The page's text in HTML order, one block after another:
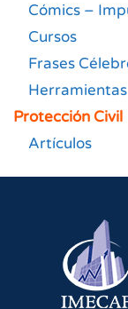
Cómics –
Cursos
Frases
Herramientas
Protección Civil
Artículos